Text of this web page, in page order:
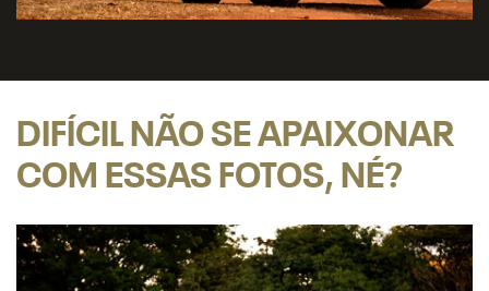
DIFÍCIL NÃO SE APAIXONAR
COM ESSAS FOTOS, NÉ?